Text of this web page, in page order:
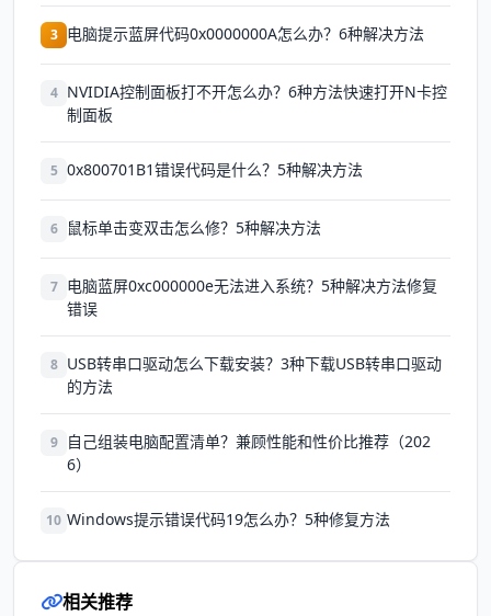
3 电脑提示蓝屏代码0x0000000A怎么办？6种解决方法
4 NVIDIA控制面板打不开怎么办？6种方法快速打开N卡控
制面板
5 0x800701B1错误代码是什么？5种解决方法
6 鼠标单击变双击怎么修？5种解决方法
7 电脑蓝屏0xc000000e无法进入系统？5种解决方法修复
错误
8 USB转串口驱动怎么下载安装？3种下载USB转串口驱动
的方法
9
自己组装电脑配置清单？兼顾性能和性价比推荐（202
6）
10 Windows提示错误代码19怎么办？5种修复方法
相关推荐